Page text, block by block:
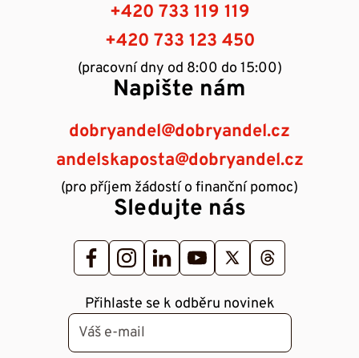
+420 733 119 119
+420 733 123 450
(pracovní dny od 8:00 do 15:00)
Napište nám
dobryandel@dobryandel.cz
andelskaposta@dobryandel.cz
(pro příjem žádostí o finanční pomoc)
Sledujte nás
Přihlaste se k odběru novinek